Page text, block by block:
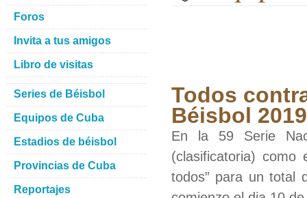
Todos
Béisbol
En la 59 Serie
(clasificatoria) como
todos” para un total
Foros
Invita a tus amigos
Libro de visitas
Series de Béisbol
Equipos de Cuba
Estadios de béisbol
Provincias de Cuba
Reportajes